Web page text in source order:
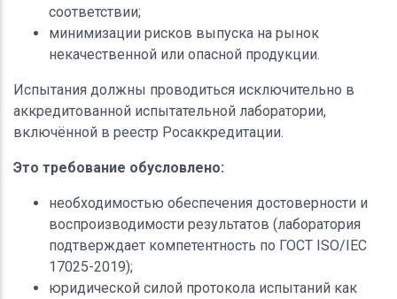
соответствии;
минимизации рисков выпуска на рынок
некачественной или опасной продукции.
Испытания должны проводиться исключительно в
аккредитованной испытательной лаборатории,
включённой в реестр Росаккредитации.
Это требование обусловлено:
необходимостью обеспечения достоверности и
воспроизводимости результатов (лаборатория
подтверждает компетентность по ГОСТ ISO/IEC
17025-2019);
юридической силой протокола испытаний как